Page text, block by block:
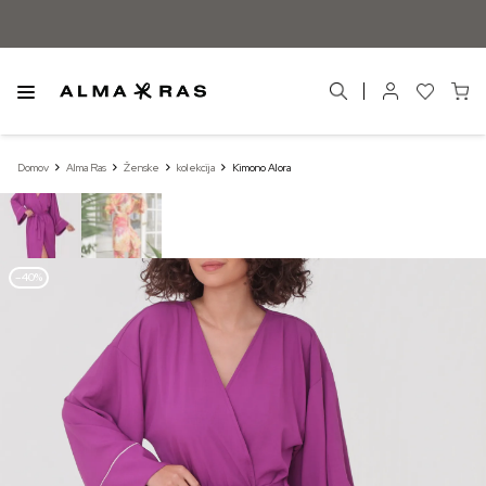
Domov Alma Ras Ženske kolekcija Kimono Alora
–40%